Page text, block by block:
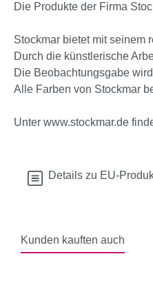
Die Produkte der Firma
Stockmar bietet mit seinem
Durch die künstlerische
Die Beobachtungsgabe
Alle Farben von Stockmar
Unter www.stockmar.de
Details zu EU-
Kunden kauften auch